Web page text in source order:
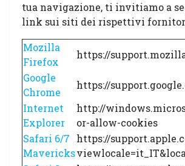
tua navigazione, ti invitiamo a
link sui siti dei rispettivi
Mozilla
Firefox
https://
Google
Chrome
https://
Internet
Explorer
http://
or-allow-cookies
Safari 6/7
Mavericks
https://